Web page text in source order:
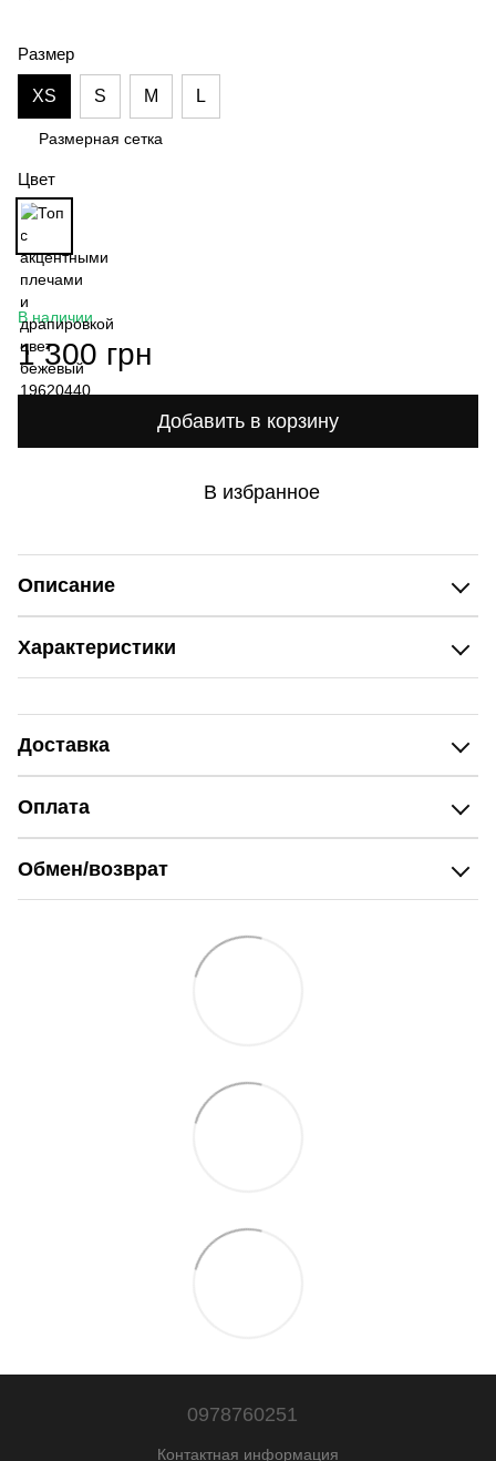
Размер
XS S M L
Размерная сетка
Цвет
В наличии
1 300 грн
Добавить в корзину
В избранное
Описание
Характеристики
Доставка
Оплата
Обмен/возврат
0978760251
Контактная информация